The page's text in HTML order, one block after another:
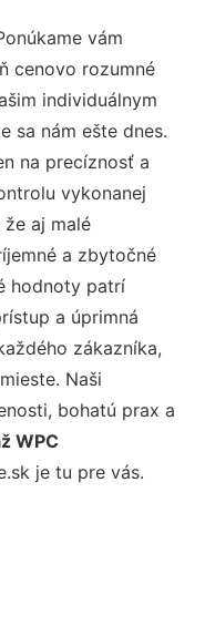
vám
cenovo rozumné
individuálnym
sa nám ešte dnes.
na precíznosť a
vykonanej
aj malé
a zbytočné
hodnoty patrí
a úprimná
zákazníka,
Naši
bohatú prax a
WPC
je tu pre vás.